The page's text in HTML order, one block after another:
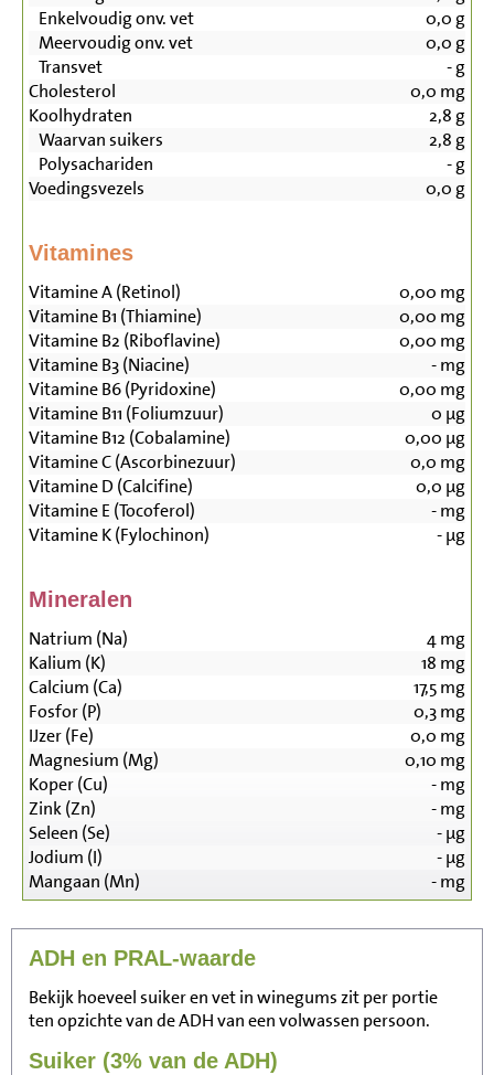
Enkelvoudig onv. vet
0,0 g
Meervoudig onv. vet
0,0 g
Transvet
-g
Cholesterol
0,0 mg
Koolhydraten
2,8 g
Waarvan suikers
2,8 g
Polysachariden
-g
Voedingsvezels
0,0 g
Vitamines
Vitamine A (Retinol) 0,00 mg
Vitamine B1 (Thiamine)
0,00 mg
Vitamine B2 (Riboflavine)
0,00 mg
Vitamine B3 (Niacine)
-mg
Vitamine B6 (Pyridoxine)
0,00 mg
Vitamine B11 (Foliumzuur)
0 µg
Vitamine B12 (Cobalamine)
0,00 µg
Vitamine C (Ascorbinezuur)
0,0 mg
Vitamine D (Calcifine)
0,0 µg
Vitamine E (Tocoferol)
-mg
Vitamine K (Fylochinon)
-µg
Mineralen
Natrium (Na) 4mg
Kalium (K)
18 mg
Calcium (Ca)
17,5mg
Fosfor (P)
0,3mg
IJzer (Fe)
0,0 mg
Magnesium (Mg)
0,10 mg
Koper (Cu)
-mg
Zink (Zn)
-mg
Seleen (Se)
-µg
Jodium (I)
-µg
Mangaan (Mn)
-mg
ADH en PRAL-waarde
Bekijk hoeveel suiker en vet in winegums zit per portie
ten opzichte van de ADH van een volwassen persoon.
Suiker (3% van de ADH)